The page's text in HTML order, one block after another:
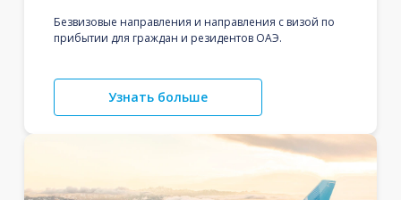
Безвизовые направления и направления с визой по
прибытии для граждан и резидентов ОАЭ.
Узнать больше